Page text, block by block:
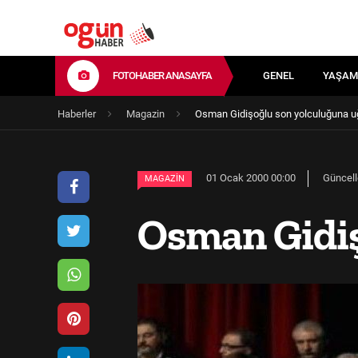
FOTOHABER ANASAYFA GENEL YAŞAM
Haberler Magazin Osman Gidişoğlu son yolculuğuna
MAGAZIN 01 Ocak 2000 00:00
Osman